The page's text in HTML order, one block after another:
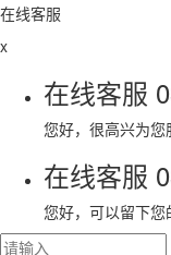
在线客服
x
在线客服
您好，很高兴为您
在线客服
您好，可以留下您